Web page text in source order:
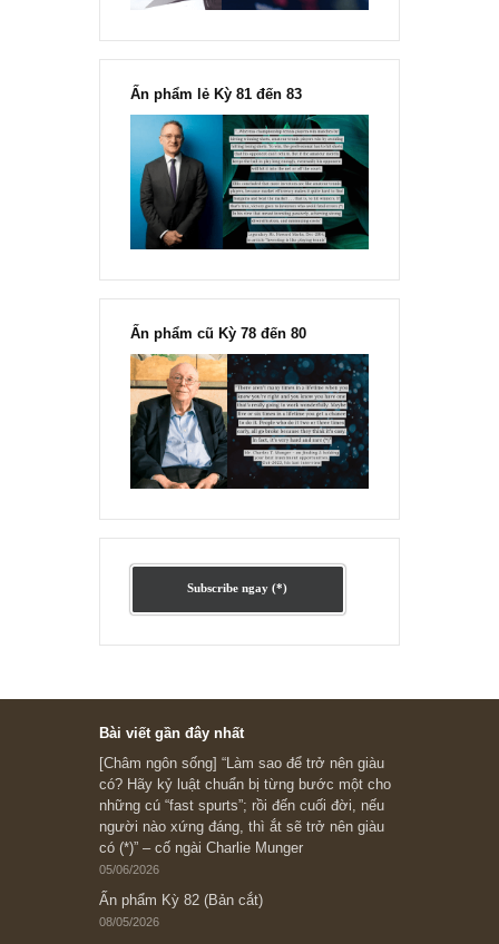
đông đối với rủi ro, Ngài Howard
“Đừng sợ mua cổ phiếu dài hạn
Fisher
Ấn phẩm lẻ Kỳ 81 đến 83
Ấn phẩm cũ Kỳ 78 đến 80